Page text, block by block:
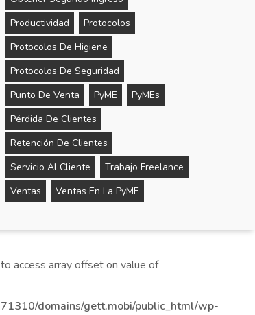
Productividad
Protocolos
Protocolos De Higiene
Protocolos De Seguridad
Punto De Venta
PyME
PyMEs
Pérdida De Clientes
Retención De Clientes
Servicio Al Cliente
Trabajo Freelance
Ventas
Ventas En La PyME
to access array offset on value of
domains/gett.mobi/public_html/wp-